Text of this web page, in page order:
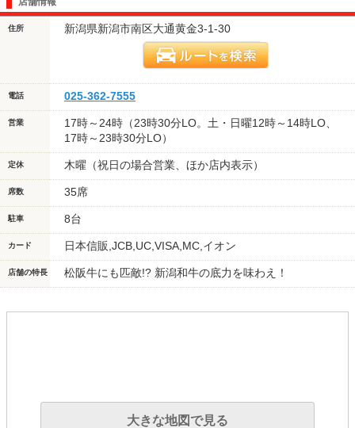
住所 新潟県新潟市南区大通黄金3-1-30
電話 025-362-7555
営業
17時～24時（23時30分LO。土・日曜12時～14時LO、
17時～23時30分LO）
定休 木曜（祝日の場合営業、ほか店内表示）
席数 35席
駐車 8台
カード 日本信販,JCB,UC,VISA,MC,イオン
店舗の特長 松阪牛にも匹敵!? 新潟和牛の底力を味わえ！
大きな地図で見る